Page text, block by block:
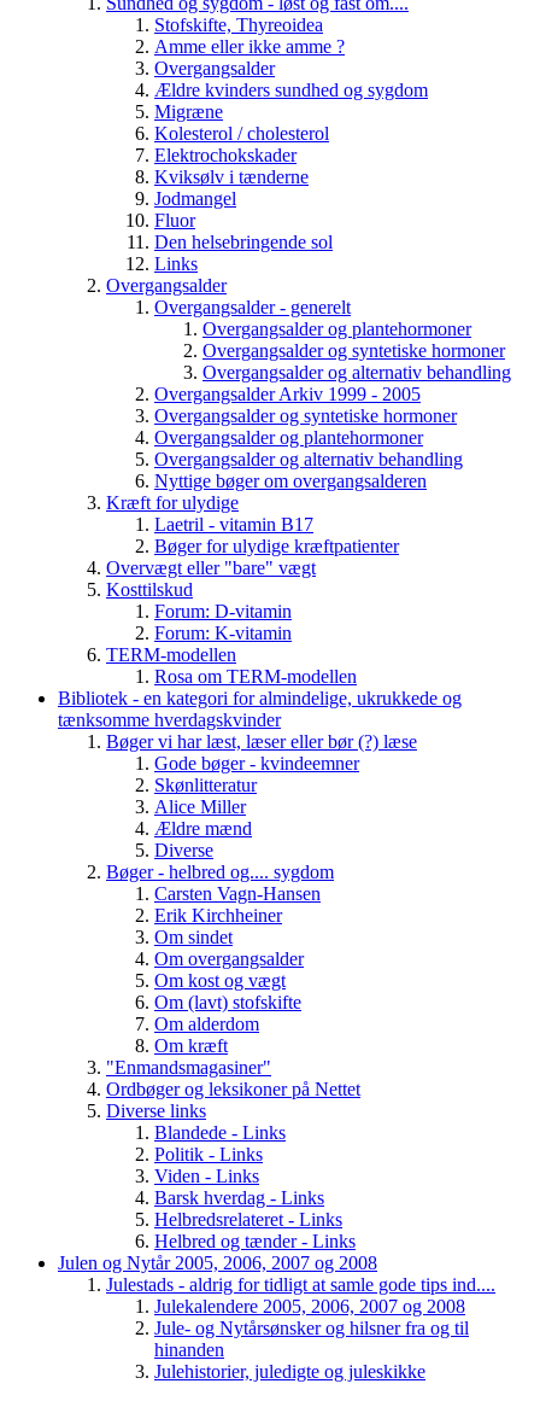
Stofskifte, Thyreoidea
Amme eller ikke amme ?
Overgangsalder
Ældre kvinders sundhed og sygdom
Migræne
Kolesterol / cholesterol
Elektrochokskader
Kviksølv i tænderne
Jodmangel
Fluor
Den helsebringende sol
Links
Overgangsalder
Overgangsalder - generelt
Overgangsalder og plantehormoner
Overgangsalder og syntetiske hormoner
Overgangsalder og alternativ behandling
Overgangsalder Arkiv 1999 - 2005
Overgangsalder og syntetiske hormoner
Overgangsalder og plantehormoner
Overgangsalder og alternativ behandling
Nyttige bøger om overgangsalderen
Kræft for ulydige
Laetril - vitamin B17
Bøger for ulydige kræftpatienter
Overvægt eller "bare" vægt
Kosttilskud
Forum: D-vitamin
Forum: K-vitamin
TERM-modellen
Rosa om TERM-modellen
Bibliotek - en kategori for almindelige, ukrukkede og
tænksomme hverdagskvinder
Bøger vi har læst, læser eller bør (?) læse
Gode bøger - kvindeemner
Skønlitteratur
Alice Miller
Ældre mænd
Diverse
Bøger - helbred og.... sygdom
Carsten Vagn-Hansen
Erik Kirchheiner
Om sindet
Om overgangsalder
Om kost og vægt
Om (lavt) stofskifte
Om alderdom
Om kræft
"Enmandsmagasiner"
Ordbøger og leksikoner på Nettet
Diverse links
Blandede - Links
Politik - Links
Viden - Links
Barsk hverdag - Links
Helbredsrelateret - Links
Helbred og tænder - Links
Julen og Nytår 2005, 2006, 2007 og 2008
Julestads - aldrig for tidligt at samle gode tips ind....
Julekalendere 2005, 2006, 2007 og 2008
Jule- og Nytårsønsker og hilsner fra og til
hinanden
Julehistorier, juledigte og juleskikke